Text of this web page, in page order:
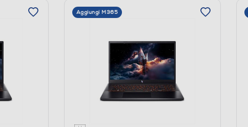
Aggiungi M365